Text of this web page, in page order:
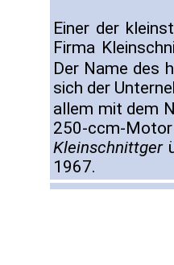
Einer der
Firma
Der Name des
sich der
allem mit dem
250-ccm-
Kleinschnittger
1967.